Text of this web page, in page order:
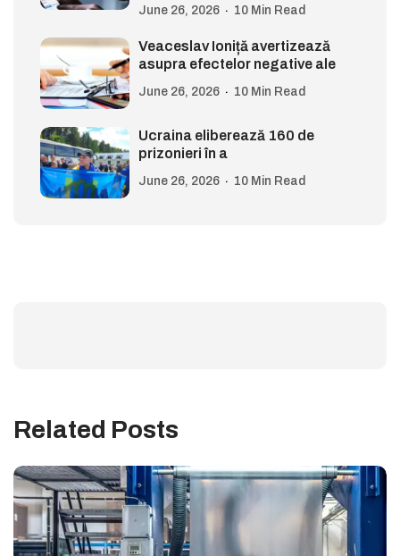
June 26, 2026 10 Min Read
Veaceslav Ioniță avertizează
asupra efectelor negative ale
June 26, 2026 10 Min Read
Ucraina eliberează 160 de
prizonieri în a
June 26, 2026 10 Min Read
Related Posts